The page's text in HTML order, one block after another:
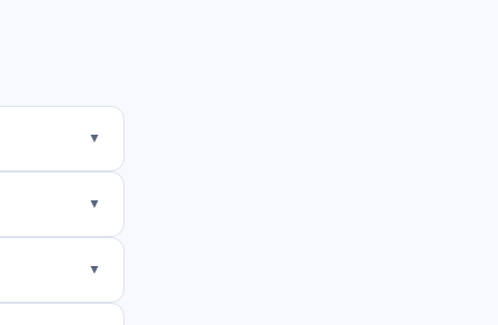
▼
▼
▼